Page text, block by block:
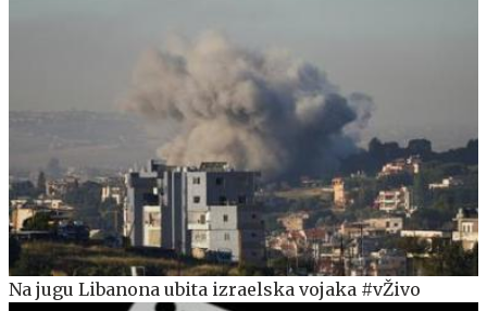
Na jugu Libanona ubita izraelska vojaka #vŽivo